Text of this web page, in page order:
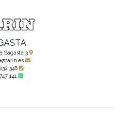
Sagasta 3
348
141